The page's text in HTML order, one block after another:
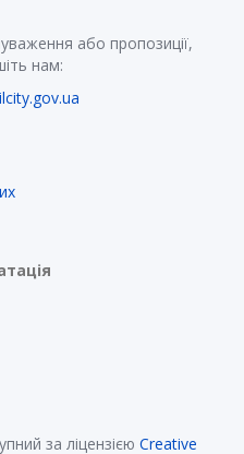
або пропозиції,
нам:
за ліцензією Creative